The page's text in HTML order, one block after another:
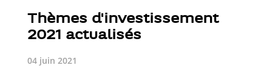
Thèmes d'investissement
2021 actualisés
04 juin 2021